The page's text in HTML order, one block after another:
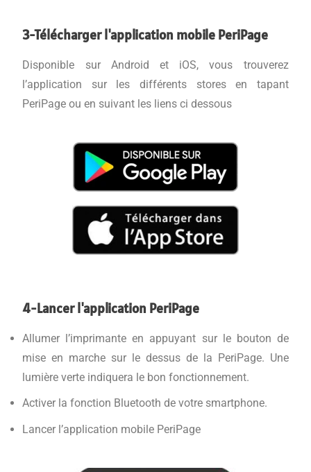
3-Télécharger l'application mobile PeriPage
Disponible sur Android et iOS, vous trouverez
l’application sur les différents stores en tapant
PeriPage ou en suivant les liens ci dessous
4-Lancer l'application PeriPage
Allumer l’imprimante en appuyant sur le bouton de
mise en marche sur le dessus de la PeriPage. Une
lumière verte indiquera le bon fonctionnement.
Activer la fonction Bluetooth de votre smartphone.
Lancer l’application mobile PeriPage